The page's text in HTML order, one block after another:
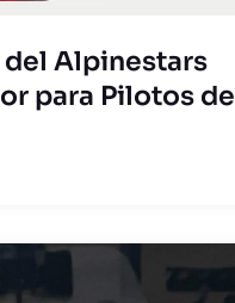
Alpinestars
para Pilotos de